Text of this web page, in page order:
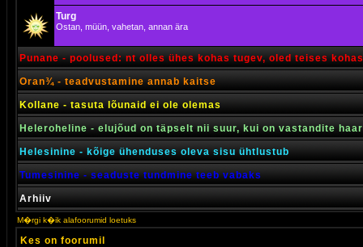
Turg
Ostan, müün, vahetan, annan ära
Punane - poolused: nt olles ühes kohas tugev, oled teises
Oran¾ - teadvustamine annab kaitse
Kollane - tasuta lõunaid ei ole olemas
Heleroheline - elujõud on täpselt nii suur, kui on vastandite
Helesinine - kõige ühenduses oleva sisu ühtlustub
Tumesinine - seaduste tundmine teeb vabaks
Arhiiv
M�rgi k�ik alafoorumid loetuks
Kes on foorumil